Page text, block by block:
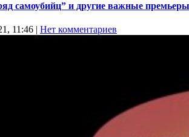
самоубийц” и другие важные премьеры
11:46 | Нет комментариев